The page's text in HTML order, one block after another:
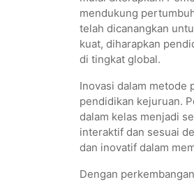
mendukung
telah dicanangkan
kuat, diharapkan
di tingkat global.
Inovasi dalam metode
pendidikan kejuruan.
dalam kelas menjadi
interaktif dan sesuai
dan inovatif dalam
Dengan